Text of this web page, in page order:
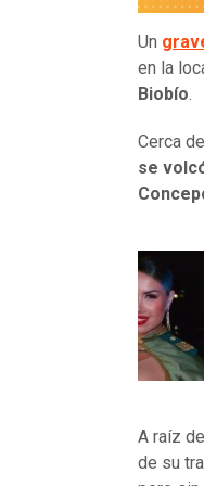
Un
en la
Biobío.
Cerca
se
A raíz
de su